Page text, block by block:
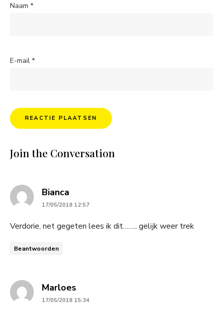
Naam *
E-mail *
Join the Conversation
Bianca
17/05/2018 12:57
Verdorie, net gegeten lees ik dit…….. gelijk weer trek
Beantwoorden
Marloessays:
17/05/2018 15:34